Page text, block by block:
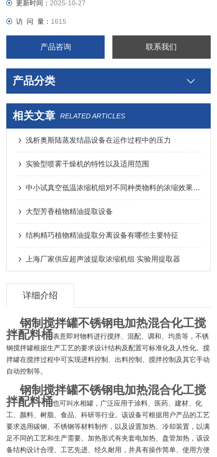
更新时间： 2025-10-27
访 问 量： 1615
产品咨询 联系我们
产品分类
相关文章 RELATED ARTICLES
浅析奥斯陆蒸发结晶设备在运作过程中的压力
实验型喷雾干燥机的特性以及适用范围
中小试真空低温浓缩机组对不同种类物料的浓缩效果如何？
大型芳香植物精油提取设备
结构精巧植物精油提取分离设备有哪些主要特征
上海厂家供应超声波提取浓缩机组 实验用提取器
详细介绍
钢制搅拌罐不锈钢电加热混合化工搅
拌配料桶表意即对物料进行搅拌、混配、调和、均质等，不锈
钢搅拌罐根据生产工艺的要求设计结构及配置可标准化及人性化。搅
拌罐在搅拌过程中可实现进料控制、出料控制、搅拌控制及其它手动
自动控制等。
钢制搅拌罐不锈钢电加热混合化工搅
拌配料桶也可叫水相罐，广泛应用于涂料、医药、建材、化
工、颜料、树脂、食品、科研等行业。该设备可根据用户产品的工艺
要求选用碳钢、不锈钢等材料制作，以及设置加热、冷却装置，以满
足不同的工艺和生产需要。加热形式有夹套电加热、盘管加热，该设
备结构设计合理、工艺先进、经久耐用，并具有操作简单、使用方便